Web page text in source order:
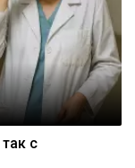
с